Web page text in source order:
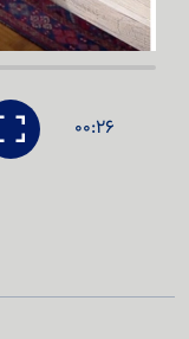
00:26